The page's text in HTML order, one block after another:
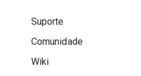
Suporte
Comunidade
Wiki